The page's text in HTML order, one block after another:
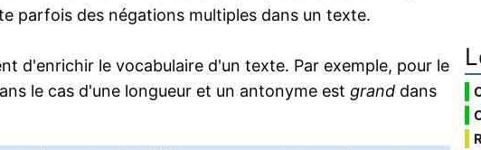
parfois des négations multiples dans un texte.
d'enrichir le vocabulaire d'un texte. Par exemple, pour le
le cas d'une longueur et un antonyme est grand dans